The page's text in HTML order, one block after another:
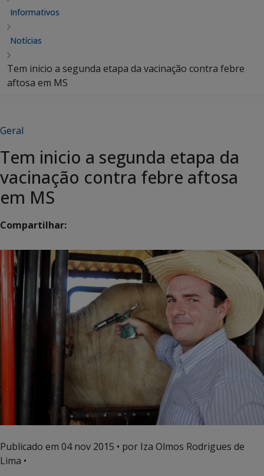
Informativos
Notícias
Tem inicio a segunda etapa da vacinação contra febre
aftosa em MS
Geral
Tem inicio a segunda etapa da
vacinação contra febre aftosa
em MS
Compartilhar:
Publicado em 04 nov 2015 • por Iza Olmos Rodrigues de
Lima •